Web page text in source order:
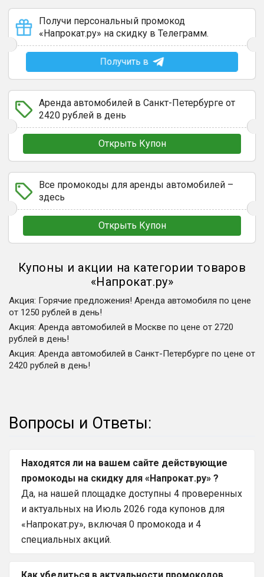
Получи персональный промокод
«Напрокат.ру» на скидку в Телеграмм.
Получить в
Аренда автомобилей в Санкт-Петербурге от
2420 рублей в день
Открыть Купон
Все промокоды для аренды автомобилей –
здесь
Открыть Купон
Купоны и акции на категории товаров
«Напрокат.ру»
Акция: Горячие предложения! Аренда автомобиля по цене
от 1250 рублей в день!
Акция: Аренда автомобилей в Москве по цене от 2720
рублей в день!
Акция: Аренда автомобилей в Санкт-Петербурге по цене от
2420 рублей в день!
Вопросы и Ответы:
Находятся ли на вашем сайте действующие
промокоды на скидку для «Напрокат.ру» ?
Да, на нашей площадке доступны 4 проверенных
и актуальных на Июль 2026 года купонов для
«Напрокат.ру», включая 0 промокода и 4
специальных акций.